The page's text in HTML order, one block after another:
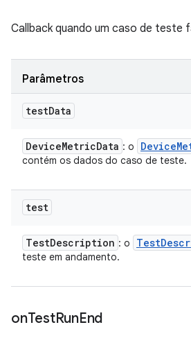
Callback quando um caso de teste
Parâmetros
testData
DeviceMetricData : o Device
contém os dados do caso de teste.
test
TestDescription : o Test
teste em andamento.
onTestRunEnd